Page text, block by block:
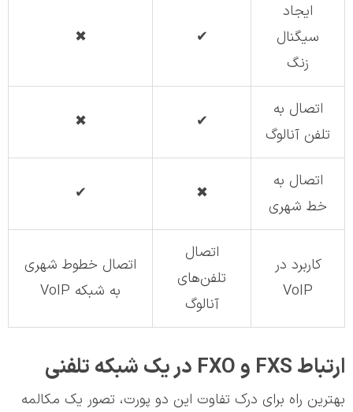
ایجاد
سیگنال
زنگ
✔
✖
اتصال به
تلفن آنالوگ
✔
✖
اتصال به
خط شهری
✖
✔
کاربرد در
VoIP
اتصال
تلفن‌های
آنالوگ
اتصال خطوط شهری
به شبکه VoIP
ارتباط FXS و FXO در یک شبکه تلفنی
بهترین راه برای درک تفاوت این دو پورت، تصور یک مکالمه